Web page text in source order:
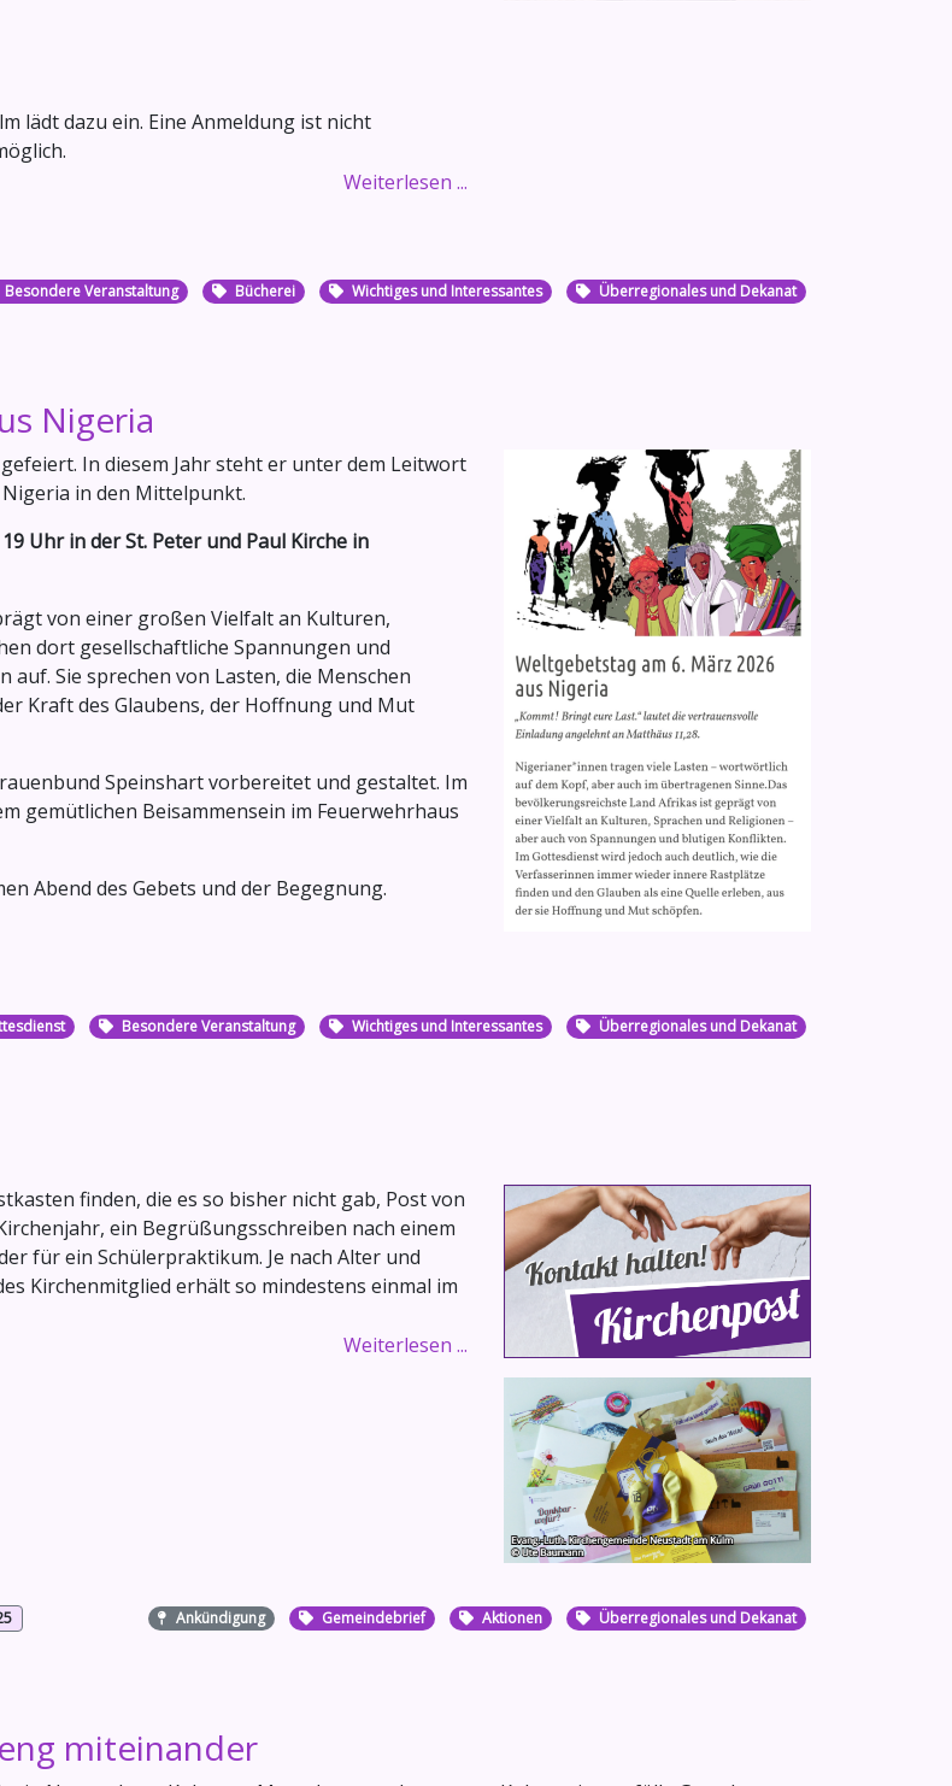
lädt dazu ein. Eine Anmeldung ist nicht
Weiterlesen ...
Besondere Veranstaltung Bücherei Wichtiges und Interessantes Überregionales und Dekanat
Nigeria
In diesem Jahr steht er unter dem Leitwort
in den Mittelpunkt.
Uhr in der St. Peter und Paul Kirche in
von einer großen Vielfalt an Kulturen,
dort gesellschaftliche Spannungen und
Sie sprechen von Lasten, die Menschen
Kraft des Glaubens, der Hoffnung und Mut
Speinshart vorbereitet und gestaltet. Im
gemütlichen Beisammensein im Feuerwehrhaus
Abend des Gebets und der Begegnung.
Besondere Veranstaltung Wichtiges und Interessantes Überregionales und Dekanat
finden, die es so bisher nicht gab, Post von
ein Begrüßungsschreiben nach einem
für ein Schülerpraktikum. Je nach Alter und
Kirchenmitglied erhält so mindestens einmal im
Weiterlesen ...
Ankündigung Gemeindebrief Aktionen Überregionales und Dekanat
miteinander